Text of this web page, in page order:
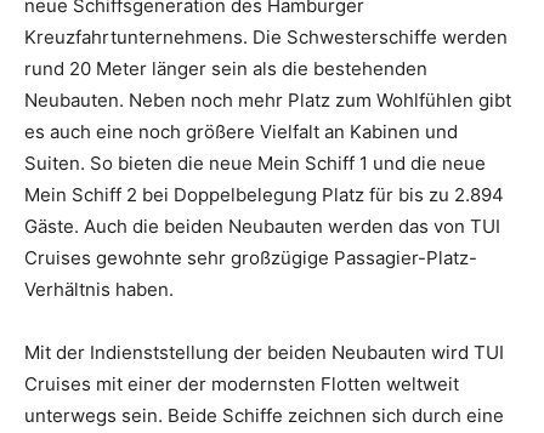
neue Schiffsgeneration des Hamburger
Kreuzfahrtunternehmens. Die Schwesterschiffe werden
rund 20 Meter länger sein als die bestehenden
Neubauten. Neben noch mehr Platz zum Wohlfühlen gibt
es auch eine noch größere Vielfalt an Kabinen und
Suiten. So bieten die neue Mein Schiff 1 und die neue
Mein Schiff 2 bei Doppelbelegung Platz für bis zu 2.894
Gäste. Auch die beiden Neubauten werden das von TUI
Cruises gewohnte sehr großzügige Passagier-Platz-
Verhältnis haben.
Mit der Indienststellung der beiden Neubauten wird TUI
Cruises mit einer der modernsten Flotten weltweit
unterwegs sein. Beide Schiffe zeichnen sich durch eine